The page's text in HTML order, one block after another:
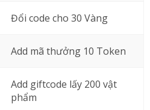
Đổi code cho 30 Vàng
Add mã thưởng 10 Token
Add giftcode lấy 200 vật
phẩm